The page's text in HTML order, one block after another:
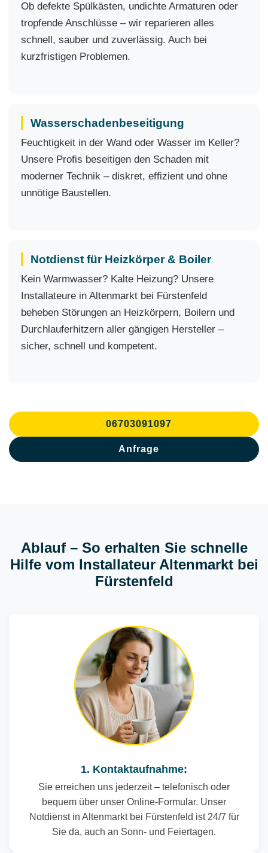
Ob defekte Spülkästen, undichte Armaturen oder
tropfende Anschlüsse – wir reparieren alles
schnell, sauber und zuverlässig. Auch bei
kurzfristigen Problemen.
Wasserschadenbeseitigung
Feuchtigkeit in der Wand oder Wasser im Keller?
Unsere Profis beseitigen den Schaden mit
moderner Technik – diskret, effizient und ohne
unnötige Baustellen.
Notdienst für Heizkörper & Boiler
Kein Warmwasser? Kalte Heizung? Unsere
Installateure in Altenmarkt bei Fürstenfeld
beheben Störungen an Heizkörpern, Boilern und
Durchlauferhitzern aller gängigen Hersteller –
sicher, schnell und kompetent.
06703091097
Anfrage
Ablauf – So erhalten Sie schnelle
Hilfe vom Installateur Altenmarkt bei
Fürstenfeld
1. Kontaktaufnahme:
Sie erreichen uns jederzeit – telefonisch oder
bequem über unser Online-Formular. Unser
Notdienst in Altenmarkt bei Fürstenfeld ist 24/7 für
Sie da, auch an Sonn- und Feiertagen.